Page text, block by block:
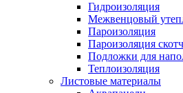
Гидроизоляция
Межвенцовый
Пароизоляция
Пароизоляция скотч
Подложки для
Теплоизоляция
Листовые материалы